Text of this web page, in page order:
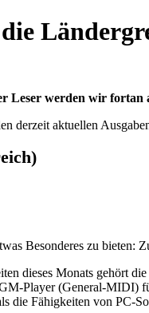
Leser werden wir
derzeit aktuellen
Besonderes zu bieten:
dieses Monats gehört
Player (General-
die Fähigkeiten von PC-